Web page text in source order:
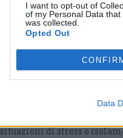
I want to opt-out of
of my Personal Data
was collected.
Opted Out
Data
nei
da Regione
attivo. Tre
di stress o